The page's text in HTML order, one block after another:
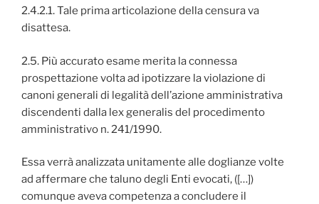
2.4.2.1. Tale prima articolazione della censura va
disattesa.
2.5. Più accurato esame merita la connessa
prospettazione volta ad ipotizzare la violazione di
canoni generali di legalità dell’azione amministrativa
discendenti dalla lex generalis del procedimento
amministrativo n. 241/1990.
Essa verrà analizzata unitamente alle doglianze volte
ad affermare che taluno degli Enti evocati, ([…])
comunque aveva competenza a concludere il